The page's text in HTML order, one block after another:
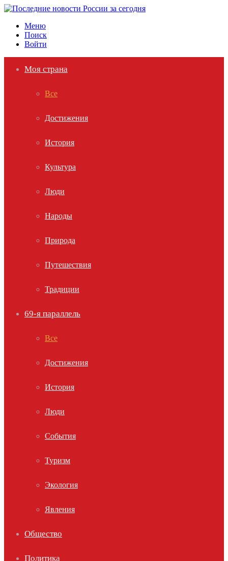
Меню
Поиск
Войти
Моя страна
Все
Достижения
История
Культура
Люди
Народы
Природа
Путешествия
Традиции
69-я параллель
Все
Достижения
История
Люди
События
Туризм
Экология
Явления
Общество
Политика